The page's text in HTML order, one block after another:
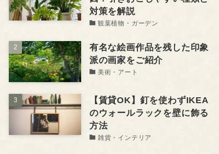
対策を解説
観葉植物・ガーデン
有名な絵画作品を残した印象
派の画家をご紹介
美術・アート
【賃貸OK】釘を使わずIKEA
のウォールラックを壁に飾る
方法
雑貨・インテリア